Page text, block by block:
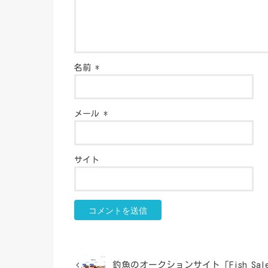
名前 *
メール *
サイト
釣魚のオークションサイト「Fish